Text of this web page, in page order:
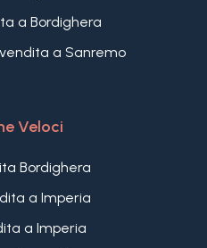
a Bordighera
a Sanremo
Veloci
Bordighera
a Imperia
a Imperia